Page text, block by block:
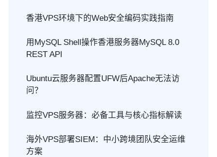
香港VPS环境下的Web安全编码实践指南
用MySQL Shell操作香港服务器MySQL 8.0
REST API
Ubuntu云服务器配置UFW后Apache无法访
问？
监控VPS服务器：必备工具与核心指标解读
海外VPS部署SIEM：中小跨境团队安全运维
方案